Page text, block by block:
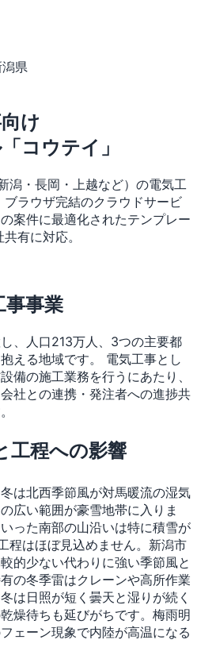
潟県
け
コウテイ」
潟・長岡・上越など）の電気工
ラウザ完結のクラウドサービ
の案件に最適化されたテンプレー
有に対応。
事事業
、人口213万人、3つの主要都
える地域です。 電気工事とし
備の施工業務を行うにあたり、
社との連携・発注者への進捗共
程への影響
は北西季節風が対馬暖流の湿気
広い範囲が豪雪地帯に入りま
った南部の山沿いは特に積雪が
程はほぼ見込めません。新潟市
的少ない代わりに強い季節風と
の冬季雷はクレーンや高所作業
は日照が短く曇天と湿りが続く
燥待ちも延びがちです。梅雨明
ェーン現象で内陸が高温になる